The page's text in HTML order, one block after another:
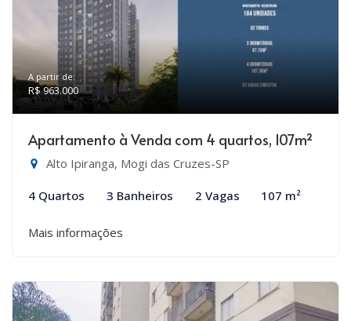
A partir de:
R$ 963.000
Apartamento à Venda com 4 quartos, 107m²
Alto Ipiranga, Mogi das Cruzes-SP
4 Quartos 3 Banheiros 2 Vagas 107 m²
Mais informações